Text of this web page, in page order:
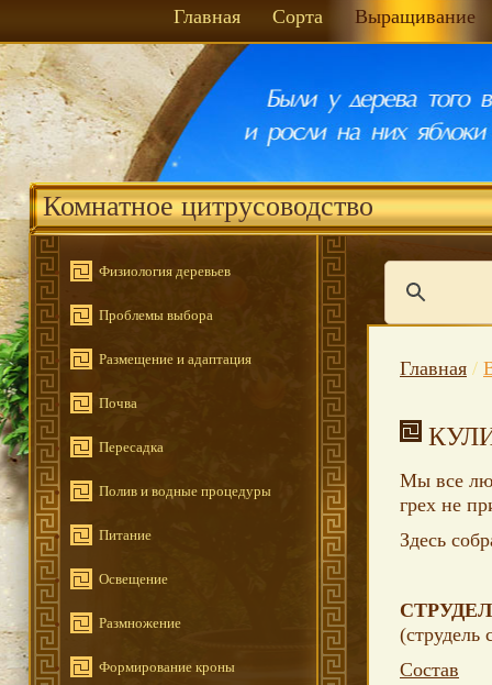
Главная Сорта Выращивание
Комнатное цитрусоводство
Физиология деревьев
Проблемы выбора
Размещение и адаптация
Почва
Пересадка
Полив и водные процедуры
Питание
Освещение
Размножение
Формирование кроны
Главная /
Мы все
грех не
Здесь
(струдель
Состав